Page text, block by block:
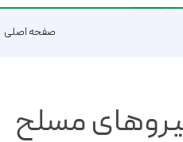
صفحه اصلی
مسلح